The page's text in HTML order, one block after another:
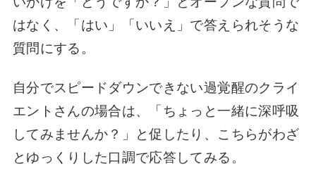
はなく、「はい」「いいえ」で答えられそうな
質問にする。
自分でスピードダウンできない過覚醒のクライ
エントさんの場合は、「ちょっと一緒に深呼吸
してみませんか？」と促したり、こちらがわざ
とゆっくりした口調で応答してみる。